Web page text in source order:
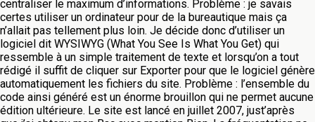
centraliser le maximum d’informations. Problème : je savais
certes utiliser un ordinateur pour de la bureautique mais ça
n’allait pas tellement plus loin. Je décide donc d’utiliser un
logiciel dit WYSIWYG (What You See Is What You Get) qui
ressemble à un simple traitement de texte et lorsqu’on a tout
rédigé il suffit de cliquer sur Exporter pour que le logiciel génère
automatiquement les fichiers du site. Problème : l’ensemble du
code ainsi généré est un énorme brouillon qui ne permet aucune
édition ultérieure. Le site est lancé en juillet 2007, just’après